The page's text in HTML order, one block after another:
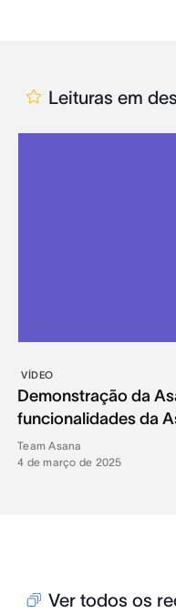
Leituras em
VÍDEO
Demonstração da
funcionalidades da
Team Asana
4 de março de 2025
Ver todos os